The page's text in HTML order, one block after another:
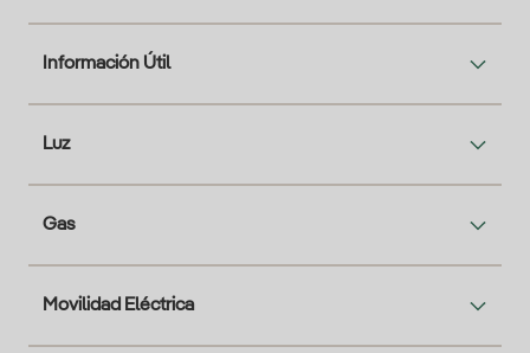
Información Útil
Luz
Gas
Movilidad Eléctrica